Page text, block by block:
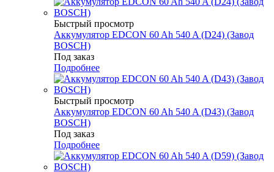
Быстрый просмотр
Аккумулятор EDCON 60 Ah 540 A (D24) (Завод
BOSCH)
Под заказ
Подробнее
Быстрый просмотр
Аккумулятор EDCON 60 Ah 540 A (D43) (Завод
BOSCH)
Под заказ
Подробнее